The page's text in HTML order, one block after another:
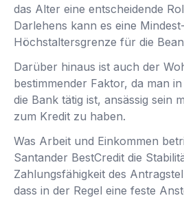
das Alter eine entscheidende
Darlehens kann es eine
Höchstaltersgrenze für die
Darüber hinaus ist auch der
bestimmender Faktor, da man
die Bank tätig ist, ansässig sein
zum Kredit zu haben.
Was Arbeit und Einkommen
Santander BestCredit die
Zahlungsfähigkeit des
dass in der Regel eine feste